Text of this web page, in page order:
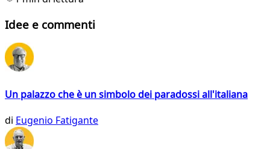
Idee e commenti
Un palazzo che è un simbolo dei paradossi all'italiana
di Eugenio Fatigante